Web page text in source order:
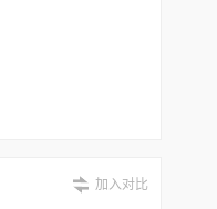
加入对比